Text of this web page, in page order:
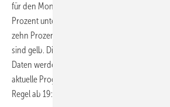
für den Monat Juni), heißt es weiter. Liegt der
Prozent unter diesem Durchschnitt, zeigt die
zehn Prozent darüber, wird grün angezeigt.
sind gelb. Die Stromdaten liegen dabei im
Daten werden in der Regel jede Stunde neu
aktuelle Prognose zu zeigen. Als Vorhersage
Regel ab 19:00 Uhr für den nächsten Tag zur